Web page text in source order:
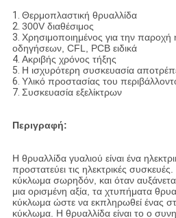
1. Θερμοπλαστική θρυαλλίδα
2. 300V διαθέσιμος
3. Χρησιμοποιημένος για την παροχή
οδηγήσεων, CFL, PCB ειδικά
4. Ακριβής χρόνος τήξης
5. Η ισχυρότερη συσκευασία
6. Υλικό προστασίας του
7. Συσκευασία εξελίκτρων
Περιγραφή:
Η θρυαλλίδα γυαλιού είναι ένα
προστατεύει τις ηλεκτρικές
κύκλωμα σωρηδόν, και όταν
μια ορισμένη αξία, τα χτυπήματα
κύκλωμα ώστε να εκπληρωθεί ένας
κύκλωμα. Η θρυαλλίδα είναι το ο